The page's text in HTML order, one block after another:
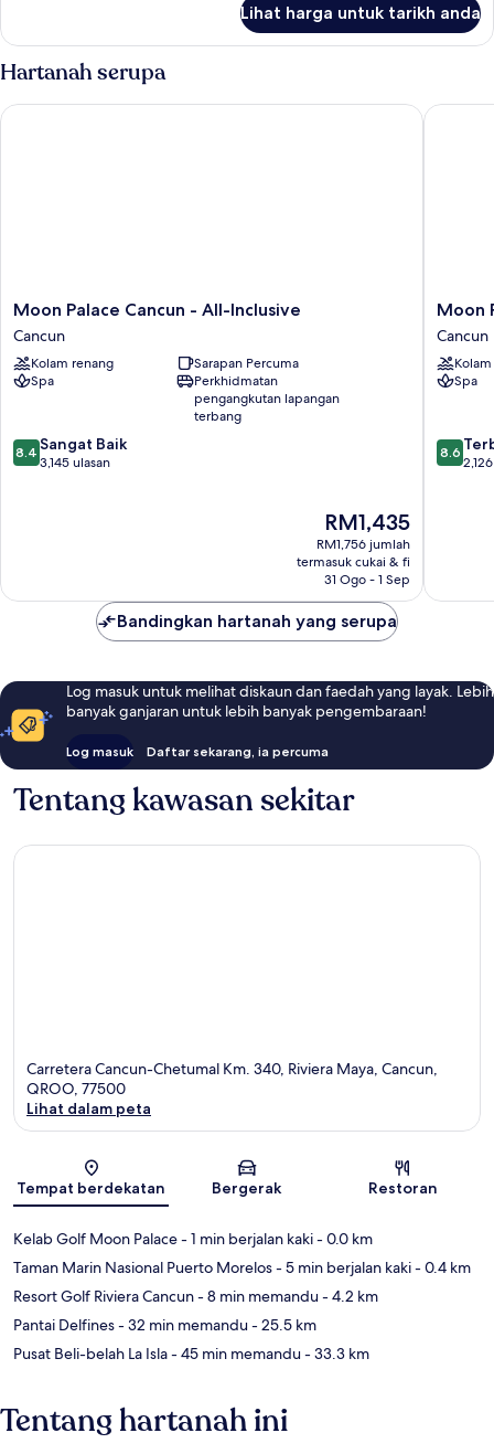
Villa
Lihat harga untuk tarikh anda
Hartanah serupa
Moon
Palace
Cancun
-
All-
Moon Palace Cancun - All-Inclusive
Cancun
Kolam renang
Sarapan Percuma
Spa
Perkhidmatan
pengangkutan lapangan
terbang
8.4
daripada
8.4 Sangat Baik
3,145 ulasan
Harga
ialah
RM1,435
RM1,435
RM1,756 jumlah
termasuk cukai & fi
31 Ogo - 1 Sep
Moon Palace Cancun - All-Inclusive
Moon
Palace
The
Grand
Cancun
inclusive
Cancun
Moon
Cancun
Spa
8.6
8.6
Moon
Bandingkan hartanah yang serupa
Log masuk untuk melihat diskaun dan faedah yang layak. Lebih
banyak ganjaran untuk lebih banyak pengembaraan!
Log masuk Daftar sekarang, ia percuma
Tentang kawasan sekitar
Carretera Cancun-Chetumal Km. 340, Riviera Maya, Cancun,
QROO, 77500
Lihat dalam peta
Tempat berdekatan Bergerak Restoran
Kelab Golf Moon Palace- 1 min berjalan kaki- 0.0 km
Taman Marin Nasional Puerto Morelos- 5 min berjalan kaki- 0.4 km
Resort Golf Riviera Cancun- 8 min memandu- 4.2 km
Pantai Delfines- 32 min memandu- 25.5 km
Pusat Beli-belah La Isla- 45 min memandu- 33.3 km
Tentang hartanah ini